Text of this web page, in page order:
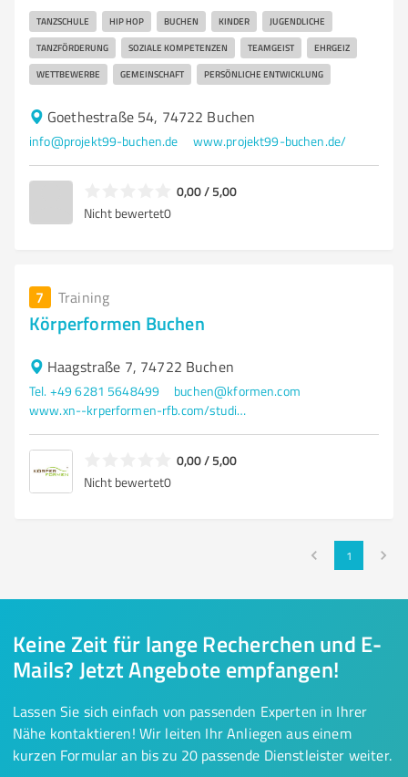
TANZSCHULE HIP HOP BUCHEN KINDER JUGENDLICHE
TANZFÖRDERUNG SOZIALE KOMPETENZEN TEAMGEIST EHRGEIZ
WETTBEWERBE GEMEINSCHAFT PERSÖNLICHE ENTWICKLUNG
Goethestraße 54, 74722 Buchen
info@projekt99-buchen.de www.projekt99-buchen.de/
0,00 / 5,00
Nicht bewertet0
7 Training
Körperformen Buchen
Haagstraße 7, 74722 Buchen
Tel. +49 6281 5648499
buchen@kformen.com
www.xn--krperformen-rfb.com/studios/ems-training-buchen/
0,00 / 5,00
Nicht bewertet0
1
Keine Zeit für lange Recherchen und E-
Mails? Jetzt Angebote empfangen!
Lassen Sie sich einfach von passenden Experten in Ihrer
Nähe kontaktieren! Wir leiten Ihr Anliegen aus einem
kurzen Formular an bis zu 20 passende Dienstleister weiter.